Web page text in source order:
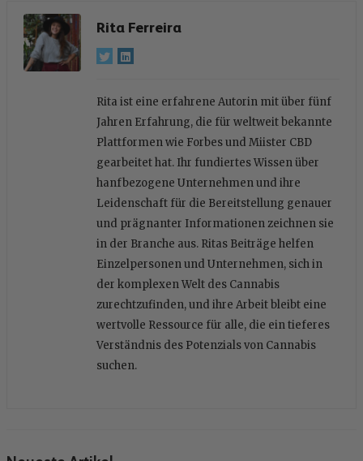
Rita Ferreira
Rita ist eine erfahrene Autorin mit über fünf
Jahren Erfahrung, die für weltweit bekannte
Plattformen wie Forbes und Miister CBD
gearbeitet hat. Ihr fundiertes Wissen über
hanfbezogene Unternehmen und ihre
Leidenschaft für die Bereitstellung genauer
und prägnanter Informationen zeichnen sie
in der Branche aus. Ritas Beiträge helfen
Einzelpersonen und Unternehmen, sich in
der komplexen Welt des Cannabis
zurechtzufinden, und ihre Arbeit bleibt eine
wertvolle Ressource für alle, die ein tieferes
Verständnis des Potenzials von Cannabis
suchen.